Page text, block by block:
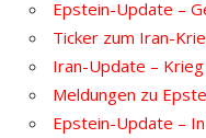
Epstein-Update –
Ticker zum Iran-
Iran-Update – Krieg
Meldungen zu
Epstein-Update –